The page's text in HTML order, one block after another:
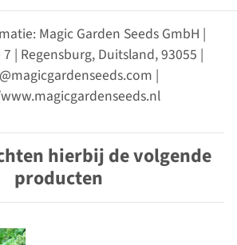
Magic Garden Seeds GmbH |
| Regensburg, Duitsland, 93055 |
|
hierbij de volgende
producten